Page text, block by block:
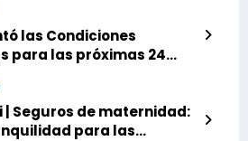
las Condiciones
para las próximas 24
| Seguros de maternidad:
para las